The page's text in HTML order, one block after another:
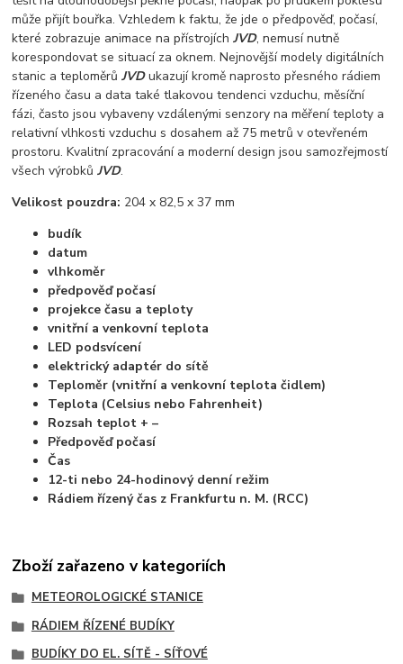
může přijít bouřka. Vzhledem k faktu, že jde o předpověď, počasí,
které zobrazuje animace na přístrojíchJVD, nemusí nutně
korespondovat se situací za oknem. Nejnovější modely digitálních
stanic a teploměrůJVDukazují kromě naprosto přesného rádiem
řízeného času a data také tlakovou tendenci vzduchu, měsíční
fázi, často jsou vybaveny vzdálenými senzory na měření teploty a
relativní vlhkosti vzduchu s dosahem až 75 metrů v otevřeném
prostoru. Kvalitní zpracování a moderní design jsou samozřejmostí
všech výrobkůJVD.
Velikost pouzdra: 204 x 82,5 x 37 mm
budík
datum
vlhkoměr
předpověď počasí
projekce času a teploty
vnitřní a venkovní teplota
LED podsvícení
elektrický adaptér do sítě
Teploměr (vnitřní a venkovní teplota čidlem)
Teplota (Celsius nebo Fahrenheit)
Rozsah teplot + –
Předpověď počasí
Čas
12-ti nebo 24-hodinový denní režim
Rádiem řízený čas z Frankfurtu n. M. (RCC)
Zboží zařazeno v kategoriích
METEOROLOGICKÉ STANICE
RÁDIEM ŘÍZENÉ BUDÍKY
BUDÍKY DO EL. SÍTĚ - SÍŤOVÉ